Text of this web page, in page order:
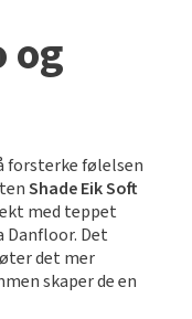
og
forsterke følelsen
Shade Eik Soft
med teppet
Danfloor. Det
det mer
skaper de en